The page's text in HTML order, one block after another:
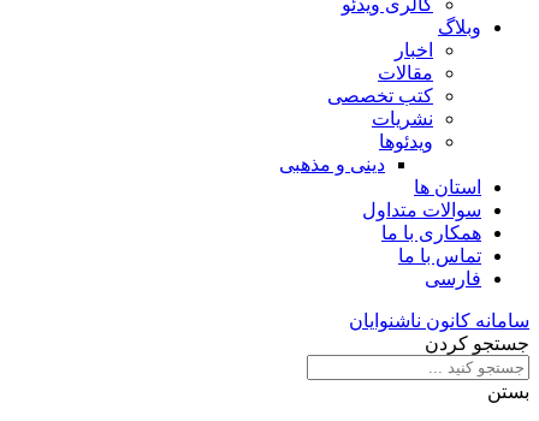
وبلاگ
اخبار
مقالات
کتب تخصصی
نشریات
ویدئوها
دینی و مذهبی
استان ها
سوالات متداول
همکاری با ما
تماس با ما
فارسی
سامانه کانون ناشنوایان
جستجو کردن
بستن